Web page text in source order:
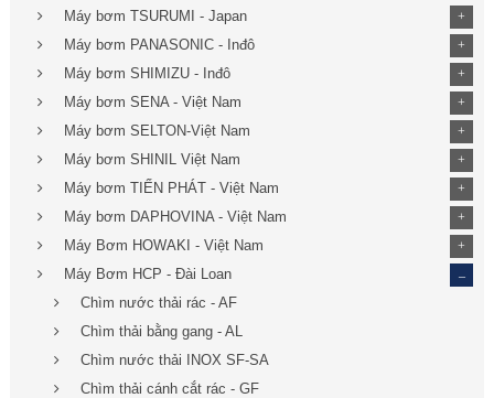
Máy bơm TSURUMI - Japan +
Máy bơm PANASONIC - Inđô +
Máy bơm SHIMIZU - Inđô +
Máy bơm SENA - Việt Nam +
Máy bơm SELTON-Việt Nam +
Máy bơm SHINIL Việt Nam +
Máy bơm TIẾN PHÁT - Việt Nam +
Máy bơm DAPHOVINA - Việt Nam +
Máy Bơm HOWAKI - Việt Nam +
Máy Bơm HCP - Đài Loan
Chìm nước thải rác - AF
Chìm thải bằng gang - AL
Chìm nước thải INOX SF-SA
Chìm thải cánh cắt rác - GF